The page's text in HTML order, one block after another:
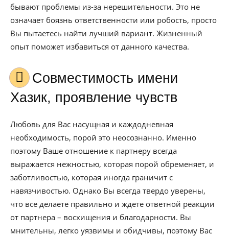
бывают проблемы из-за нерешительности. Это не
означает боязнь ответственности или робость, просто
Вы пытаетесь найти лучший вариант. Жизненный
опыт поможет избавиться от данного качества.
Совместимость имени
Хазик, проявление чувств
Любовь для Вас насущная и каждодневная
необходимость, порой это неосознанно. Именно
поэтому Ваше отношение к партнеру всегда
выражается нежностью, которая порой обременяет, и
заботливостью, которая иногда граничит с
навязчивостью. Однако Вы всегда твердо уверены,
что все делаете правильно и ждете ответной реакции
от партнера – восхищения и благодарности. Вы
мнительны, легко уязвимы и обидчивы, поэтому Вас